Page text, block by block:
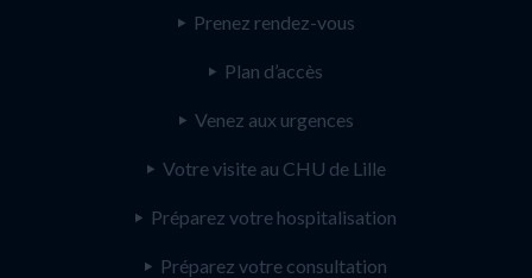
Prenez rendez-vous
Plan d’accès
Venez aux urgences
Votre visite au CHU de Lille
Préparez votre hospitalisation
Préparez votre consultation